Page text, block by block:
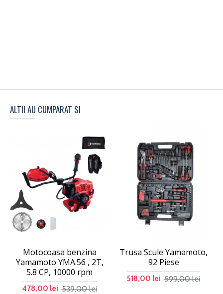
ALTII AU CUMPARAT SI
Motocoasa benzina
Yamamoto YMA.56 , 2T,
5.8 CP, 10000 rpm
478,00 lei 539,00 lei
Trusa Scule Yamamoto,
92 Piese
518,00 lei 599,00 lei